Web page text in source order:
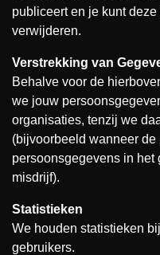
publiceert en je kunt
verwijderen.
Verstrekking van
Behalve voor de
we jouw
organisaties, tenzij we
(bijvoorbeeld wanneer
persoonsgegevens in
misdrijf).
Statistieken
We houden statistieken
gebruikers.